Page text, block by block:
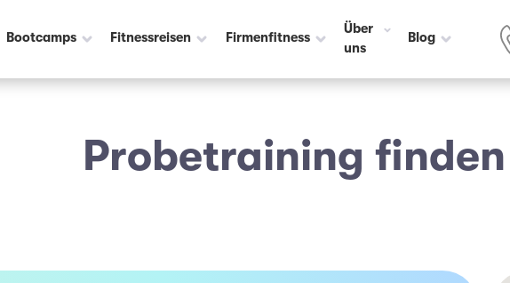
Bootcamps Fitnessreisen Firmenfitness
Über
uns
Blog
Probetraining finden